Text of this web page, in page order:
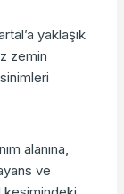
yaklaşık
zemin
alanına,
ve